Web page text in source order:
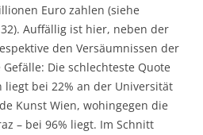
Euro zahlen (siehe
Auffällig ist hier, neben der
den Versäumnissen der
Die schlechteste Quote
bei 22% an der Universität
Kunst Wien, wohingegen die
– bei 96% liegt. Im Schnitt